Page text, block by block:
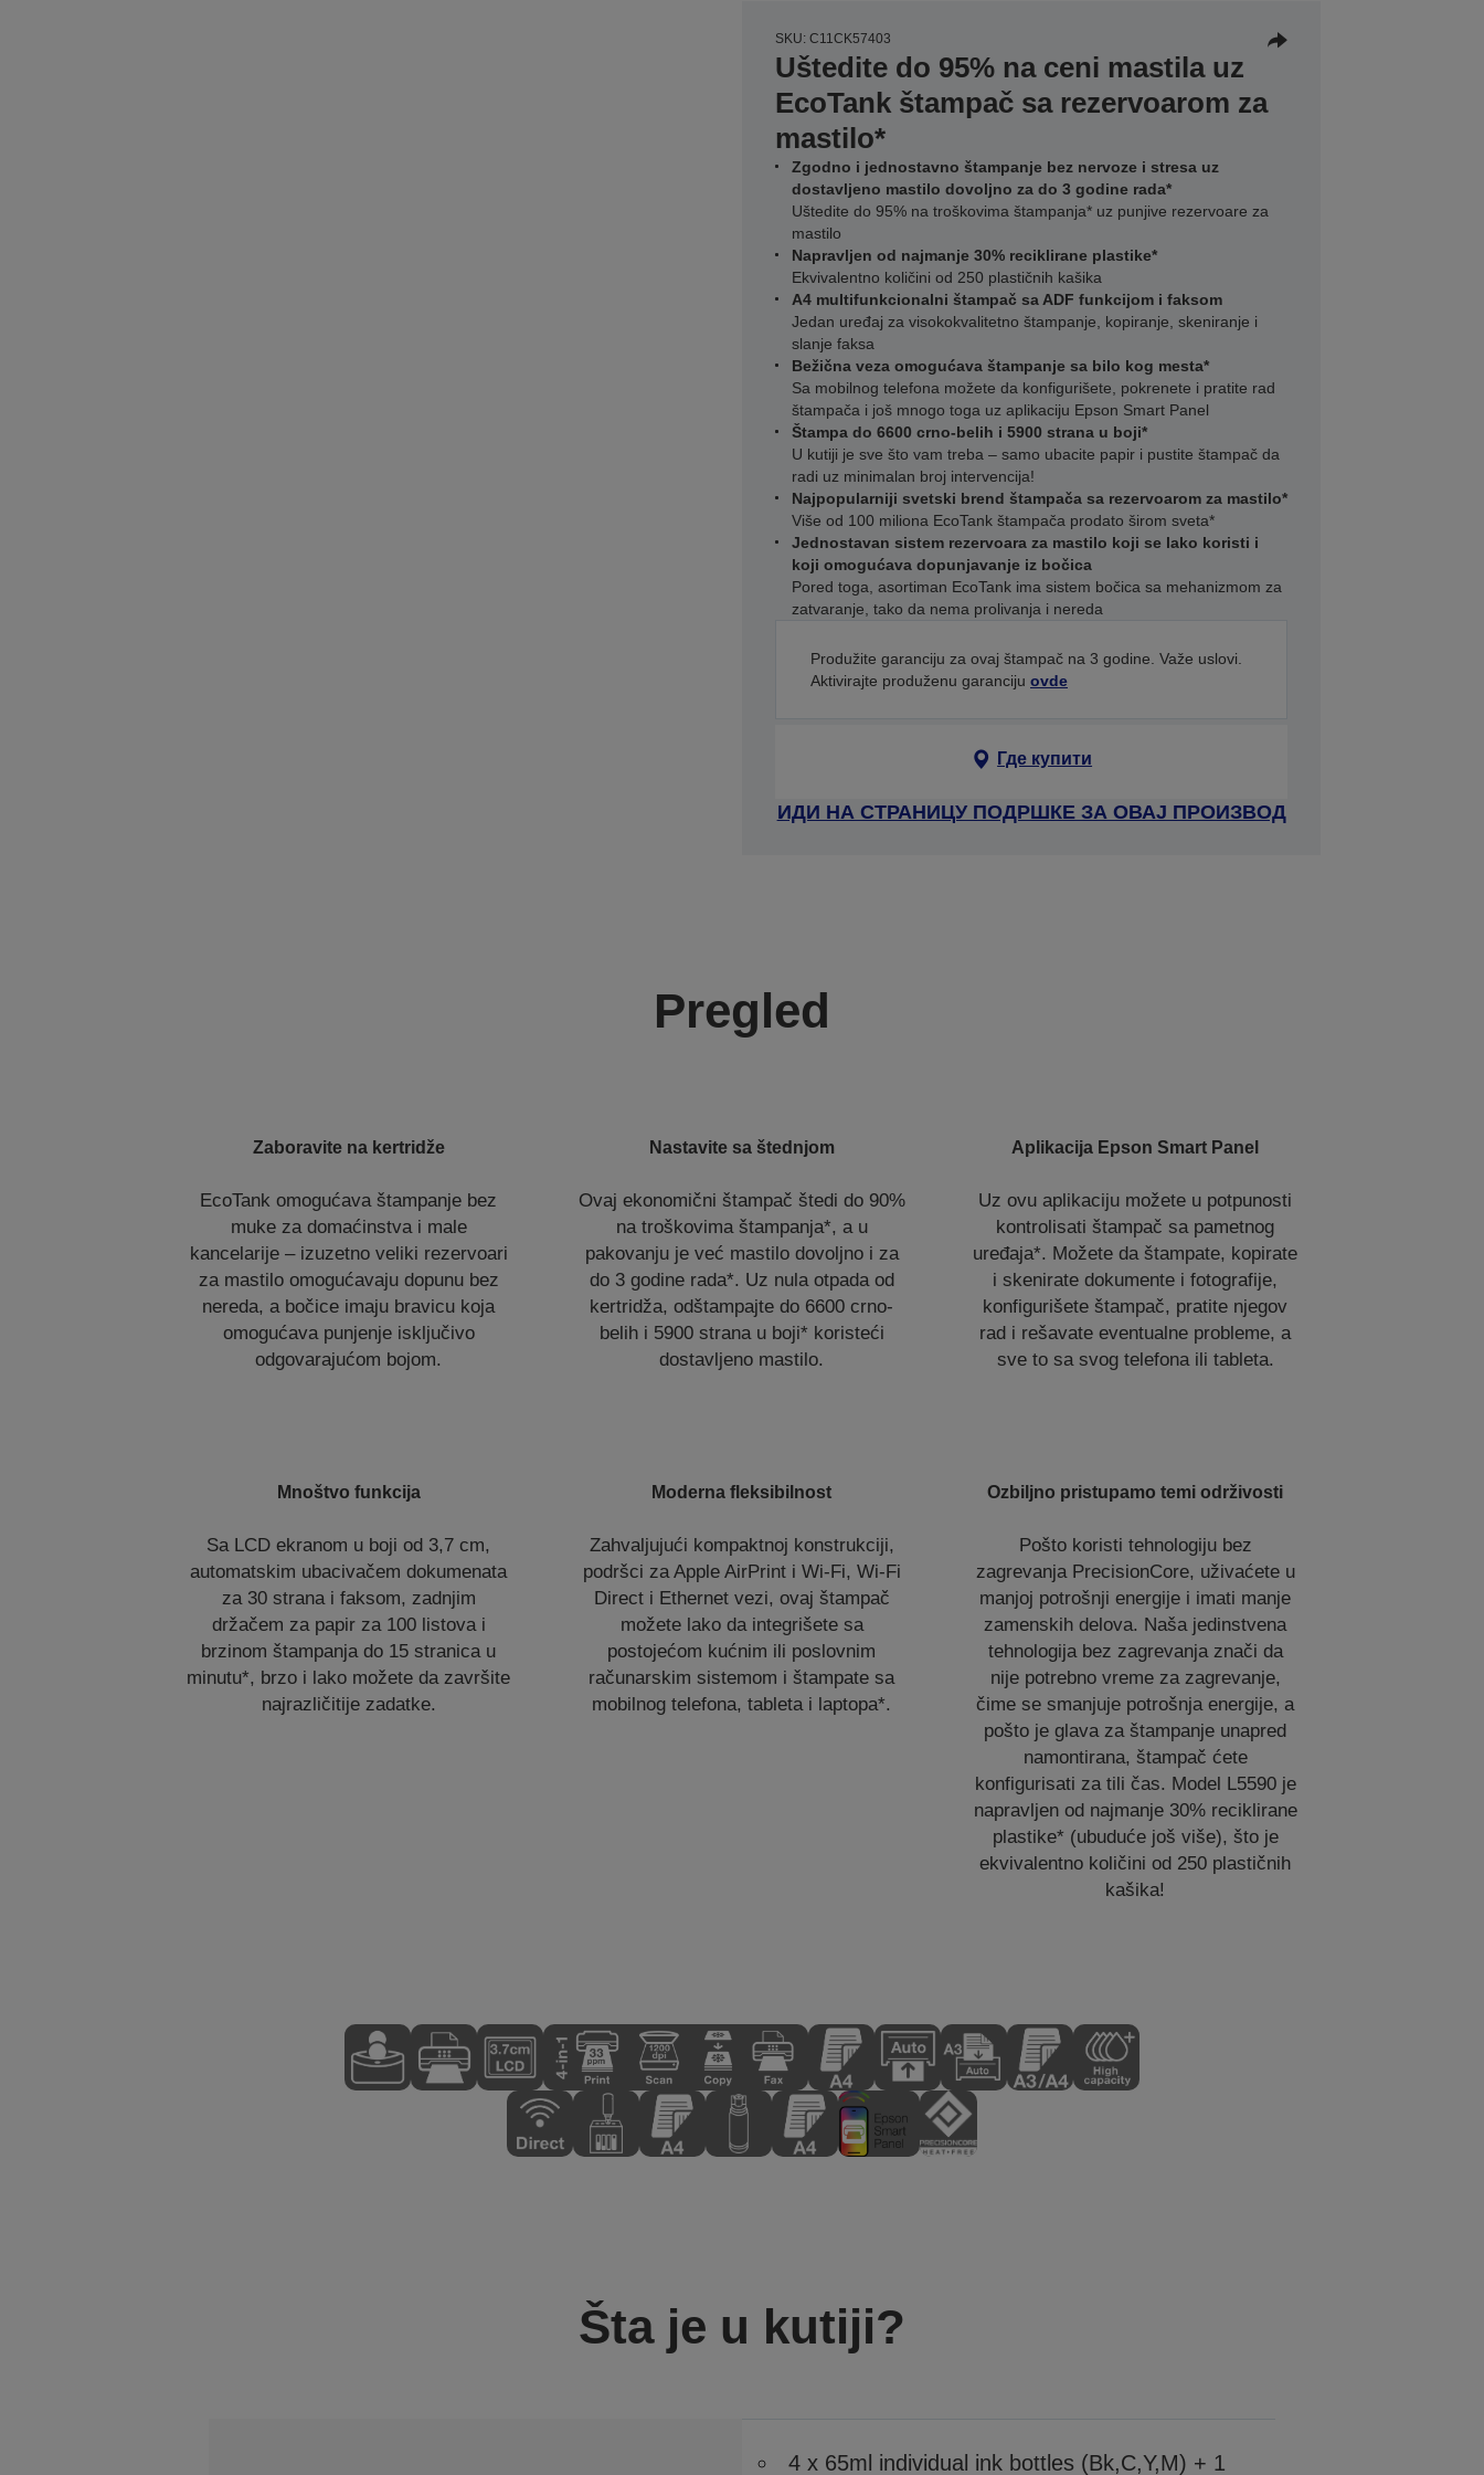
SKU: C11CK57403
Uštedite do 95% na ceni mastila uz
EcoTank štampač sa rezervoarom za
mastilo*
Zgodno i jednostavno štampanje bez nervoze i stresa uz
dostavljeno mastilo dovoljno za do 3 godine rada*
Uštedite do 95% na troškovima štampanja* uz punjive rezervoare za
mastilo
Napravljen od najmanje 30% reciklirane plastike*
Ekvivalentno količini od 250 plastičnih kašika
A4 multifunkcionalni štampač sa ADF funkcijom i faksom
Jedan uređaj za visokokvalitetno štampanje, kopiranje, skeniranje i
slanje faksa
Bežična veza omogućava štampanje sa bilo kog mesta*
Sa mobilnog telefona možete da konfigurišete, pokrenete i pratite rad
štampača i još mnogo toga uz aplikaciju Epson Smart Panel
Štampa do 6600 crno-belih i 5900 strana u boji*
U kutiji je sve što vam treba – samo ubacite papir i pustite štampač da
radi uz minimalan broj intervencija!
Najpopularniji svetski brend štampača sa rezervoarom za mastilo*
Više od 100 miliona EcoTank štampača prodato širom sveta*
Jednostavan sistem rezervoara za mastilo koji se lako koristi i
koji omogućava dopunjavanje iz bočica
Pored toga, asortiman EcoTank ima sistem bočica sa mehanizmom za
zatvaranje, tako da nema prolivanja i nereda
Produžite garanciju za ovaj štampač na 3 godine. Važe uslovi.
Aktivirajte produženu garanciju ovde
Где купити
ИДИ НА СТРАНИЦУ ПОДРШКЕ ЗА ОВАЈ ПРОИЗВОД
Pregled
Zaboravite na kertridže
EcoTank omogućava štampanje bez
muke za domaćinstva i male
kancelarije – izuzetno veliki rezervoari
za mastilo omogućavaju dopunu bez
nereda, a bočice imaju bravicu koja
omogućava punjenje isključivo
odgovarajućom bojom.
Nastavite sa štednjom
Ovaj ekonomični štampač štedi do 90%
na troškovima štampanja*, a u
pakovanju je već mastilo dovoljno i za
do 3 godine rada*. Uz nula otpada od
kertridža, odštampajte do 6600 crno-
belih i 5900 strana u boji* koristeći
dostavljeno mastilo.
Aplikacija Epson Smart Panel
Uz ovu aplikaciju možete u potpunosti
kontrolisati štampač sa pametnog
uređaja*. Možete da štampate, kopirate
i skenirate dokumente i fotografije,
konfigurišete štampač, pratite njegov
rad i rešavate eventualne probleme, a
sve to sa svog telefona ili tableta.
Mnoštvo funkcija
Sa LCD ekranom u boji od 3,7 cm,
automatskim ubacivačem dokumenata
za 30 strana i faksom, zadnjim
držačem za papir za 100 listova i
brzinom štampanja do 15 stranica u
minutu*, brzo i lako možete da završite
najrazličitije zadatke.
Moderna fleksibilnost
Zahvaljujući kompaktnoj konstrukciji,
podršci za Apple AirPrint i Wi-Fi, Wi-Fi
Direct i Ethernet vezi, ovaj štampač
možete lako da integrišete sa
postojećom kućnim ili poslovnim
računarskim sistemom i štampate sa
mobilnog telefona, tableta i laptopa*.
Ozbiljno pristupamo temi održivosti
Pošto koristi tehnologiju bez
zagrevanja PrecisionCore, uživaćete u
manjoj potrošnji energije i imati manje
zamenskih delova. Naša jedinstvena
tehnologija bez zagrevanja znači da
nije potrebno vreme za zagrevanje,
čime se smanjuje potrošnja energije, a
pošto je glava za štampanje unapred
namontirana, štampač ćete
konfigurisati za tili čas. Model L5590 je
napravljen od najmanje 30% reciklirane
plastike* (ubuduće još više), što je
ekvivalentno količini od 250 plastičnih
kašika!
Šta je u kutiji?
4 x 65ml individual ink bottles (Bk,C,Y,M) + 1